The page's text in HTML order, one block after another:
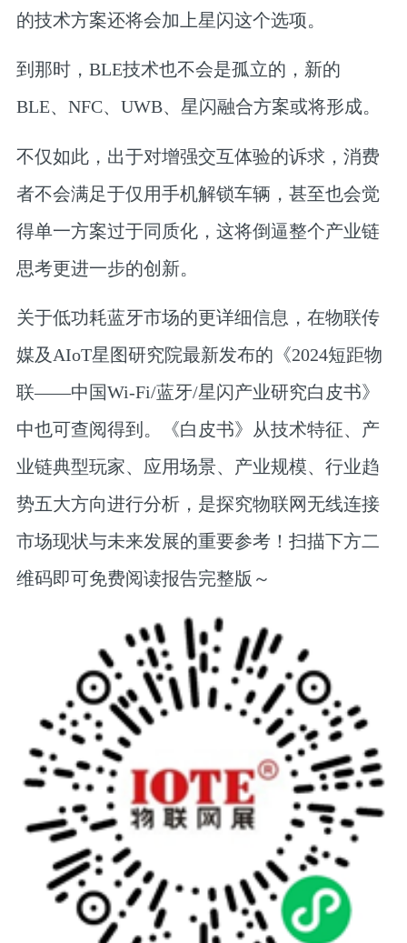
的技术方案还将会加上星闪这个选项。
到那时，BLE技术也不会是孤立的，新的
BLE、NFC、UWB、星闪融合方案或将形成。
不仅如此，出于对增强交互体验的诉求，消费
者不会满足于仅用手机解锁车辆，甚至也会觉
得单一方案过于同质化，这将倒逼整个产业链
思考更进一步的创新。
关于低功耗蓝牙市场的更详细信息，在物联传
媒及AIoT星图研究院最新发布的 《2024短距物
联——中国Wi-Fi/蓝牙/星闪产业研究白皮书》
中也可查阅得到。《白皮书》从技术特征、产
业链典型玩家、应用场景、产业规模、行业趋
势五大方向进行分析，是探究物联网无线连接
市场现状与未来发展的重要参考！扫描下方二
维码即可免费阅读报告完整版～